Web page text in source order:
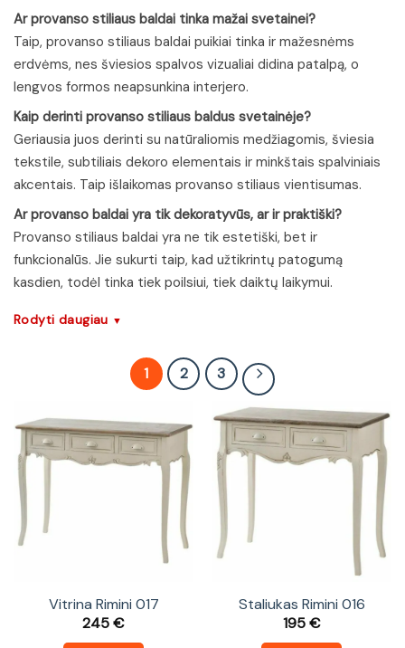
Ar provanso stiliaus baldai tinka mažai svetainei?
Taip, provanso stiliaus baldai puikiai tinka ir mažesnėms
erdvėms, nes šviesios spalvos vizualiai didina patalpą, o
lengvos formos neapsunkina interjero.
Kaip derinti provanso stiliaus baldus svetainėje?
Geriausia juos derinti su natūraliomis medžiagomis, šviesia
tekstile, subtiliais dekoro elementais ir minkštais spalviniais
akcentais. Taip išlaikomas provanso stiliaus vientisumas.
Ar provanso baldai yra tik dekoratyvūs, ar ir praktiški?
Provanso stiliaus baldai yra ne tik estetiški, bet ir
funkcionalūs. Jie sukurti taip, kad užtikrintų patogumą
kasdien, todėl tinka tiek poilsiui, tiek daiktų laikymui.
Rodyti daugiau ▼
1 2 3
Vitrina Rimini 017
245€
Staliukas Rimini 016
195€